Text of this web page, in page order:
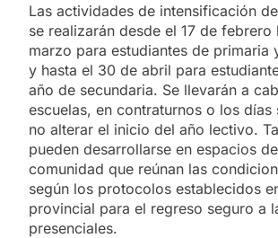
Las actividades de intensificación
se realizarán desde el 17 de febrero
marzo para estudiantes de primaria
y hasta el 30 de abril para
año de secundaria. Se llevarán a
escuelas, en contraturnos o los días
no alterar el inicio del año lectivo.
pueden desarrollarse en espacios
comunidad que reúnan las
según los protocolos establecidos
provincial para el regreso seguro a
presenciales.